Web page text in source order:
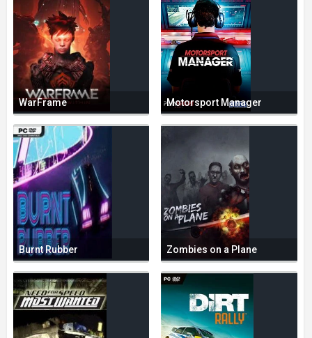
WarFrame Motorsport Manager
Burnt Rubber Zombies on a Plane